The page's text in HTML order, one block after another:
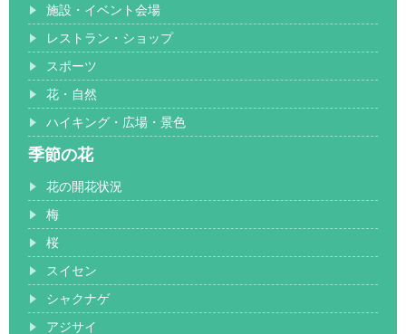
施設・イベント会場
レストラン・ショップ
スポーツ
花・自然
ハイキング・広場・景色
季節の花
花の開花状況
梅
桜
スイセン
シャクナゲ
アジサイ